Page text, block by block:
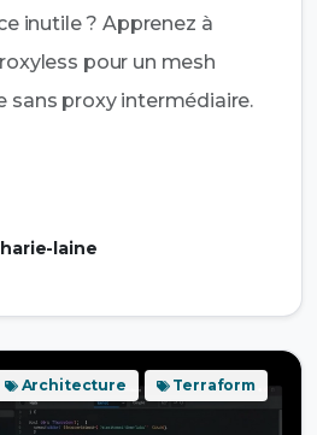
inutile ? Apprenez à
pour un mesh
sans proxy intermédiaire.
laine
Architecture Terraform